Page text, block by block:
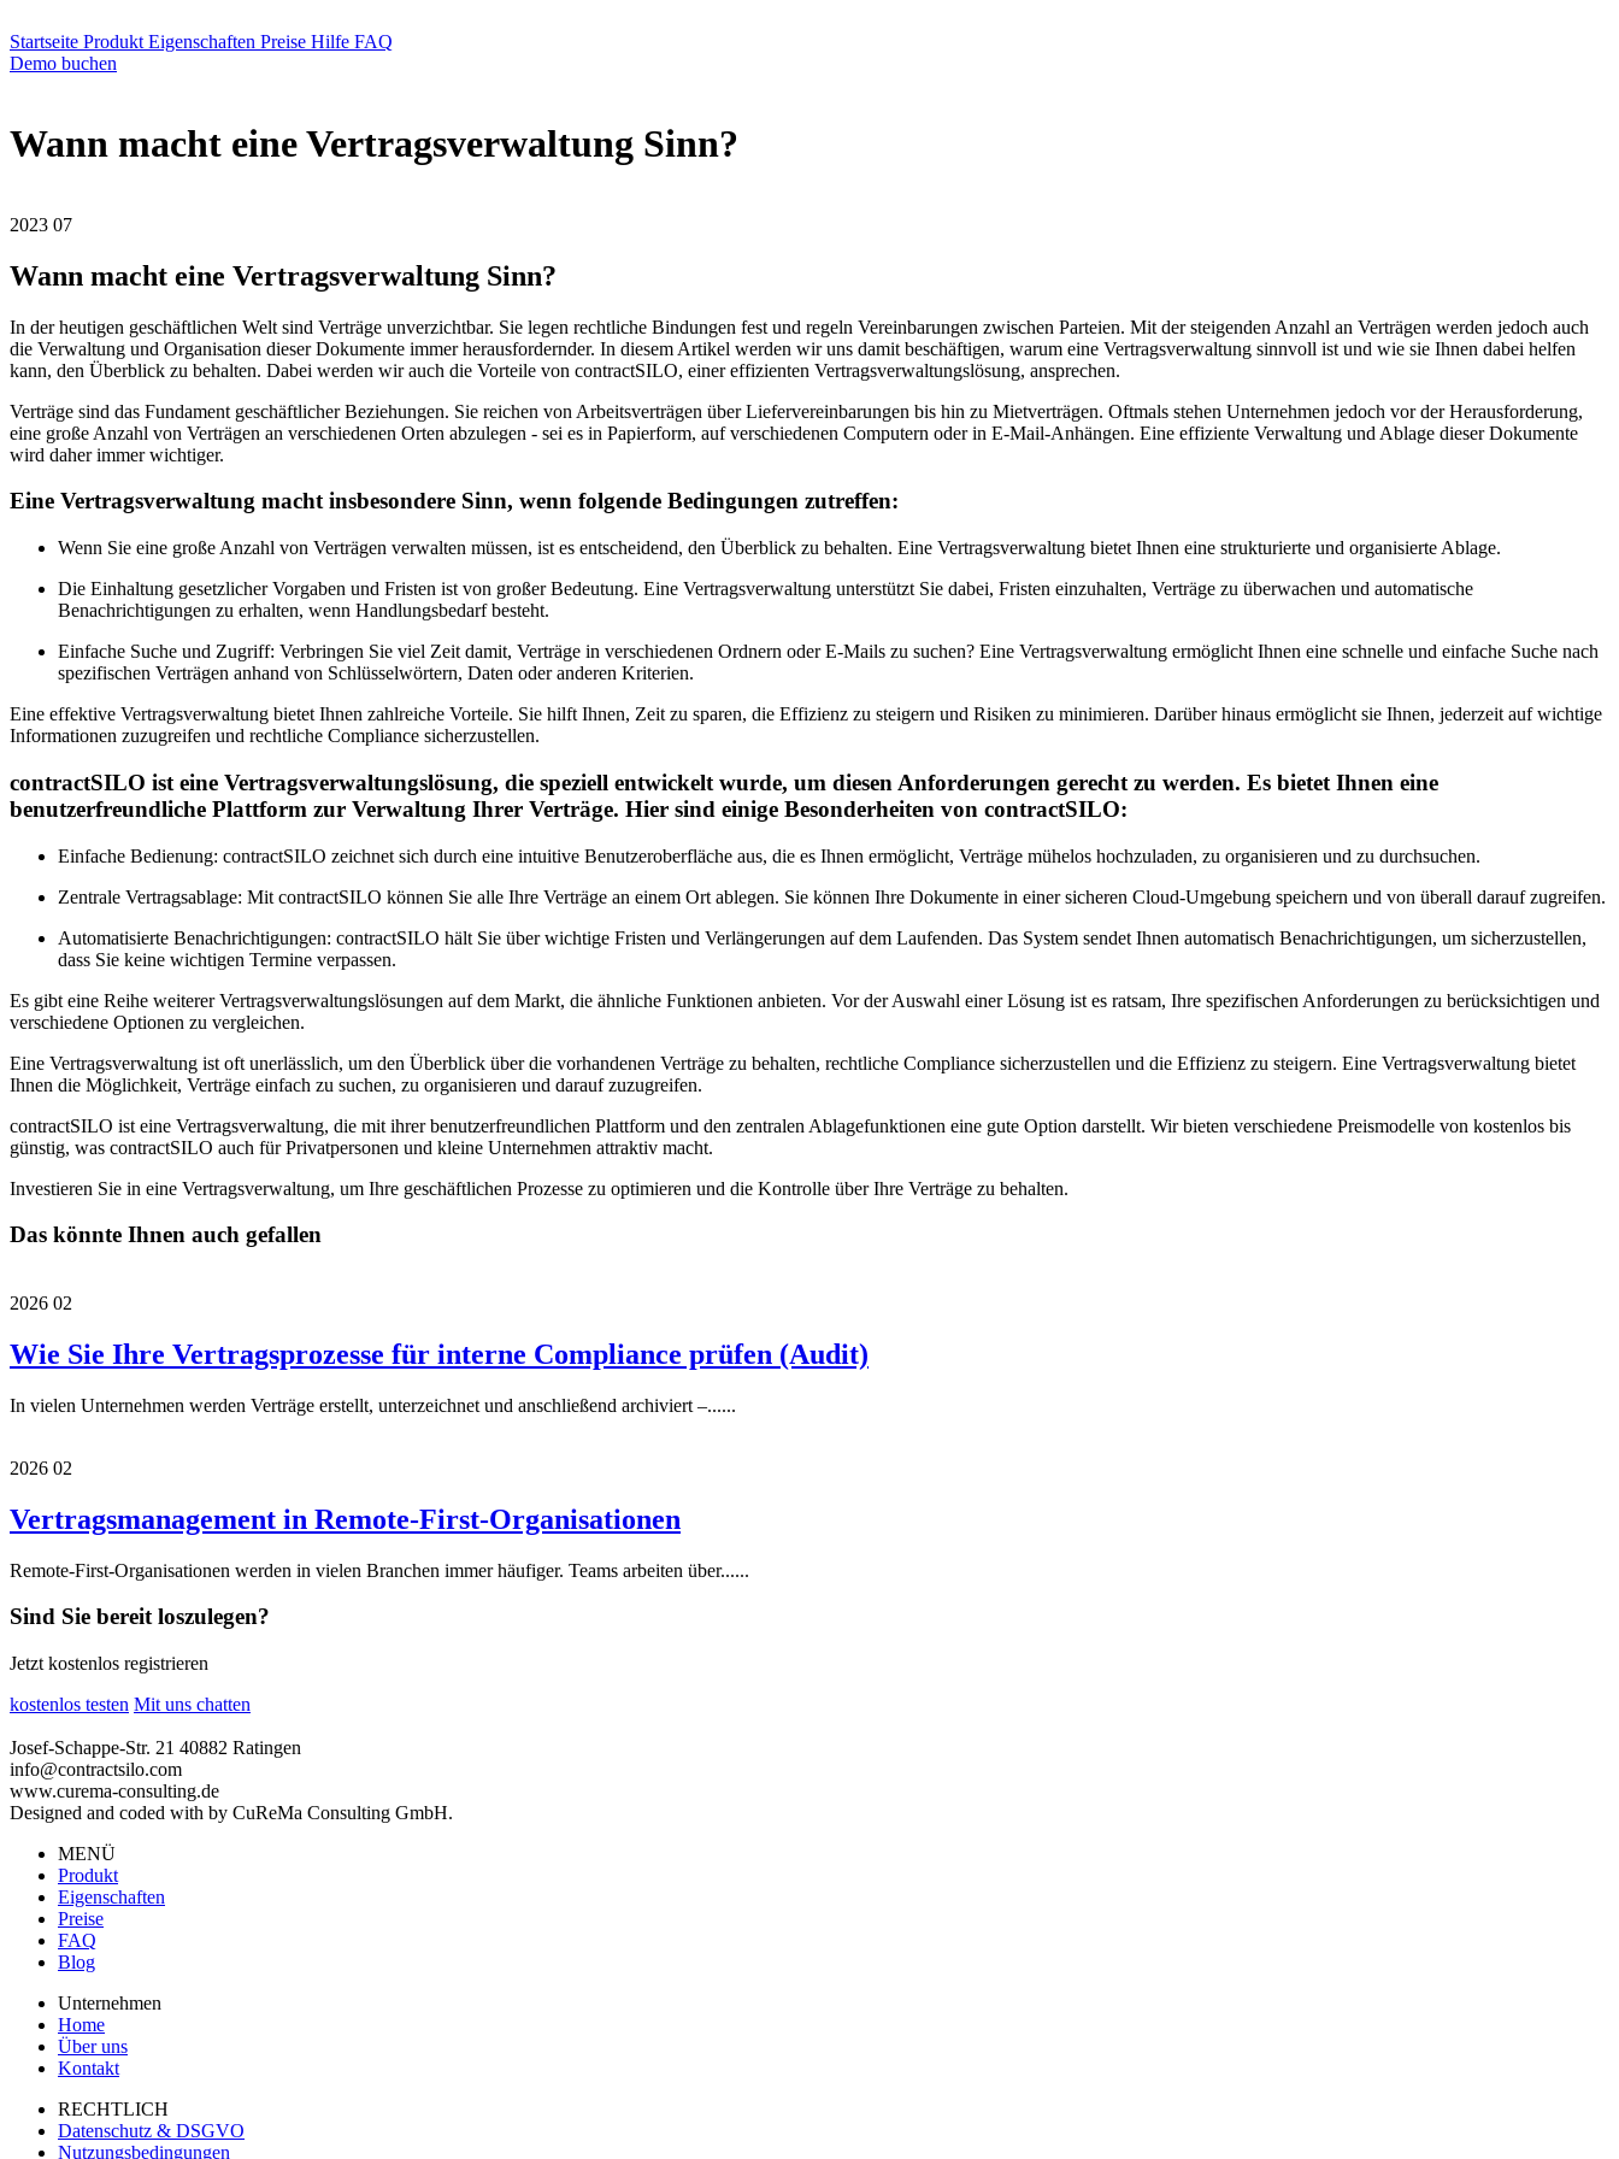
Startseite Produkt Eigenschaften Preise Hilfe FAQ
Demo buchen
Wann macht eine Vertragsverwaltung Sinn?
2023 07
Wann macht eine Vertragsverwaltung Sinn?
In der heutigen geschäftlichen Welt sind Verträge unverzichtbar. Sie legen rechtliche Bindungen fest und regeln Vereinbarungen zwischen Parteien. Mit der steigenden Anzahl an Verträgen werden jedoch auch
die Verwaltung und Organisation dieser Dokumente immer herausfordernder. In diesem Artikel werden wir uns damit beschäftigen, warum eine Vertragsverwaltung sinnvoll ist und wie sie Ihnen dabei helfen
kann, den Überblick zu behalten. Dabei werden wir auch die Vorteile von contractSILO, einer effizienten Vertragsverwaltungslösung, ansprechen.
Verträge sind das Fundament geschäftlicher Beziehungen. Sie reichen von Arbeitsverträgen über Liefervereinbarungen bis hin zu Mietverträgen. Oftmals stehen Unternehmen jedoch vor der Herausforderung,
eine große Anzahl von Verträgen an verschiedenen Orten abzulegen - sei es in Papierform, auf verschiedenen Computern oder in E-Mail-Anhängen. Eine effiziente Verwaltung und Ablage dieser Dokumente
wird daher immer wichtiger.
Eine Vertragsverwaltung macht insbesondere Sinn, wenn folgende Bedingungen zutreffen:
Wenn Sie eine große Anzahl von Verträgen verwalten müssen, ist es entscheidend, den Überblick zu behalten. Eine Vertragsverwaltung bietet Ihnen eine strukturierte und organisierte Ablage.
Die Einhaltung gesetzlicher Vorgaben und Fristen ist von großer Bedeutung. Eine Vertragsverwaltung unterstützt Sie dabei, Fristen einzuhalten, Verträge zu überwachen und automatische
Benachrichtigungen zu erhalten, wenn Handlungsbedarf besteht.
Einfache Suche und Zugriff: Verbringen Sie viel Zeit damit, Verträge in verschiedenen Ordnern oder E-Mails zu suchen? Eine Vertragsverwaltung ermöglicht Ihnen eine schnelle und einfache Suche nach
spezifischen Verträgen anhand von Schlüsselwörtern, Daten oder anderen Kriterien.
Eine effektive Vertragsverwaltung bietet Ihnen zahlreiche Vorteile. Sie hilft Ihnen, Zeit zu sparen, die Effizienz zu steigern und Risiken zu minimieren. Darüber hinaus ermöglicht sie Ihnen, jederzeit auf wichtige
Informationen zuzugreifen und rechtliche Compliance sicherzustellen.
contractSILO ist eine Vertragsverwaltungslösung, die speziell entwickelt wurde, um diesen Anforderungen gerecht zu werden. Es bietet Ihnen eine
benutzerfreundliche Plattform zur Verwaltung Ihrer Verträge. Hier sind einige Besonderheiten von contractSILO:
Einfache Bedienung: contractSILO zeichnet sich durch eine intuitive Benutzeroberfläche aus, die es Ihnen ermöglicht, Verträge mühelos hochzuladen, zu organisieren und zu durchsuchen.
Zentrale Vertragsablage: Mit contractSILO können Sie alle Ihre Verträge an einem Ort ablegen. Sie können Ihre Dokumente in einer sicheren Cloud-Umgebung speichern und von überall darauf zugreifen.
Automatisierte Benachrichtigungen: contractSILO hält Sie über wichtige Fristen und Verlängerungen auf dem Laufenden. Das System sendet Ihnen automatisch Benachrichtigungen, um sicherzustellen,
dass Sie keine wichtigen Termine verpassen.
Es gibt eine Reihe weiterer Vertragsverwaltungslösungen auf dem Markt, die ähnliche Funktionen anbieten. Vor der Auswahl einer Lösung ist es ratsam, Ihre spezifischen Anforderungen zu berücksichtigen und
verschiedene Optionen zu vergleichen.
Eine Vertragsverwaltung ist oft unerlässlich, um den Überblick über die vorhandenen Verträge zu behalten, rechtliche Compliance sicherzustellen und die Effizienz zu steigern. Eine Vertragsverwaltung bietet
Ihnen die Möglichkeit, Verträge einfach zu suchen, zu organisieren und darauf zuzugreifen.
contractSILO ist eine Vertragsverwaltung, die mit ihrer benutzerfreundlichen Plattform und den zentralen Ablagefunktionen eine gute Option darstellt. Wir bieten verschiedene Preismodelle von kostenlos bis
günstig, was contractSILO auch für Privatpersonen und kleine Unternehmen attraktiv macht.
Investieren Sie in eine Vertragsverwaltung, um Ihre geschäftlichen Prozesse zu optimieren und die Kontrolle über Ihre Verträge zu behalten.
Das könnte Ihnen auch gefallen
2026 02
Wie Sie Ihre Vertragsprozesse für interne Compliance prüfen (Audit)
In vielen Unternehmen werden Verträge erstellt, unterzeichnet und anschließend archiviert –......
2026 02
Vertragsmanagement in Remote-First-Organisationen
Remote-First-Organisationen werden in vielen Branchen immer häufiger. Teams arbeiten über......
Sind Sie bereit loszulegen?
Jetzt kostenlos registrieren
kostenlos testen Mit uns chatten
Josef-Schappe-Str. 21 40882 Ratingen
info@contractsilo.com
www.curema-consulting.de
Designed and coded with by CuReMa Consulting GmbH.
MENÜ
Produkt
Eigenschaften
Preise
FAQ
Blog
Unternehmen
Home
Über uns
Kontakt
RECHTLICH
Datenschutz & DSGVO
Nutzungsbedingungen